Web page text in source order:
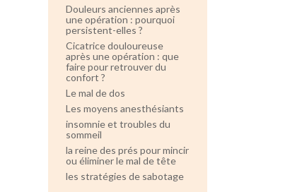
Douleurs anciennes après
une opération : pourquoi
persistent-elles ?
Cicatrice douloureuse
après une opération : que
faire pour retrouver du
confort ?
Le mal de dos
Les moyens anesthésiants
insomnie et troubles du
sommeil
la reine des prés pour mincir
ou éliminer le mal de tête
les stratégies de sabotage